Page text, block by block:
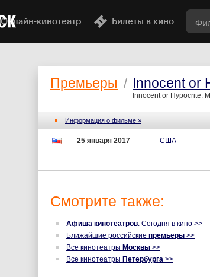
Онлайн-кинотеатр Билеты в кино
Премьеры / Innocent or
Innocent or Hypocrite:
Информация о фильме »
25 января 2017 США
Смотрите также:
Афиша кинотеатров: Сегодня в кино >>
Ближайшие российские премьеры >>
Все кинотеатры Москвы >>
Все кинотеатры Петербурга >>